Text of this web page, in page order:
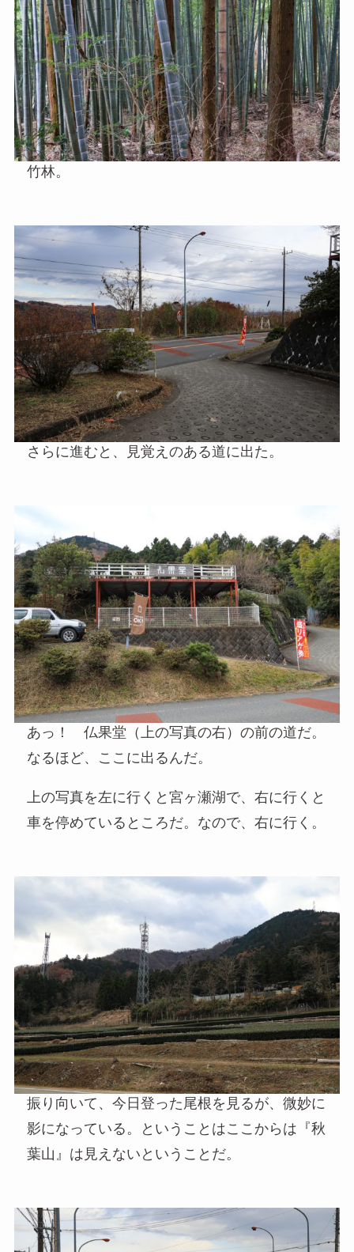
竹林。
さらに進むと、見覚えのある道に出た。
あっ！ 仏果堂（上の写真の右）の前の道だ。
なるほど、ここに出るんだ。
上の写真を左に行くと宮ヶ瀬湖で、右に行くと
車を停めているところだ。なので、右に行く。
振り向いて、今日登った尾根を見るが、微妙に
影になっている。ということはここからは『秋
葉山』は見えないということだ。